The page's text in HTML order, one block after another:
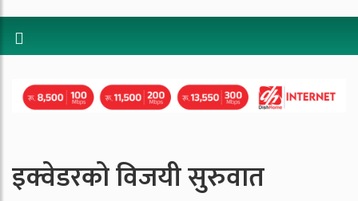
इक्वेडरको विजयी सुरुवात